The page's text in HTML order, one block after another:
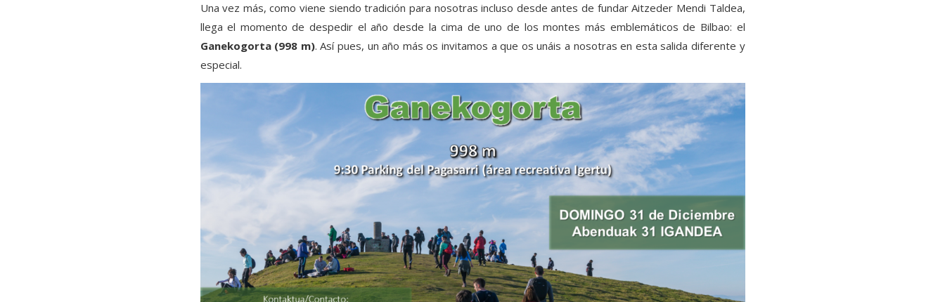
Una vez más, como viene siendo tradición para nosotras incluso desde antes de fundar Aitzeder Mendi Taldea,
llega el momento de despedir el año desde la cima de uno de los montes más emblemáticos de Bilbao: el
Ganekogorta (998 m). Así pues, un año más os invitamos a que os unáis a nosotras en esta salida diferente y
especial.